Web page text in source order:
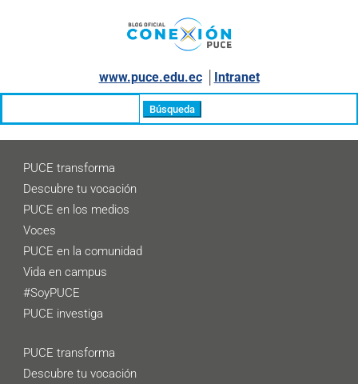
www.puce.edu.ec│ Intranet
PUCE transforma
Descubre tu vocación
PUCE en los medios
Voces
PUCE en la comunidad
Vida en campus
#SoyPUCE
PUCE investiga
PUCE transforma
Descubre tu vocación